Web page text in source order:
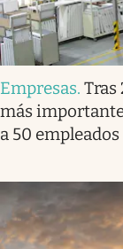
Empresas. Tras
más
a 50 empleados